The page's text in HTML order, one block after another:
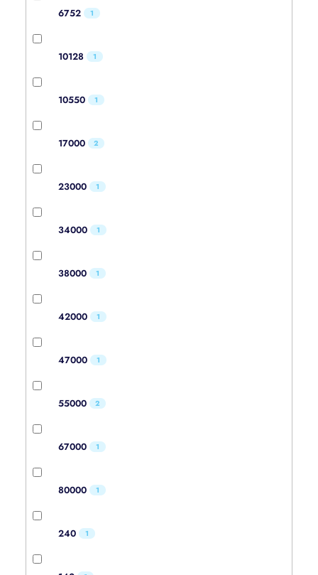
6752 1
10128 1
10550 1
17000 2
23000 1
34000 1
38000 1
42000 1
47000 1
55000 2
67000 1
80000 1
240 1